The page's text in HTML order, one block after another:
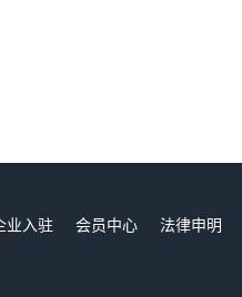
业入驻 会员中心
法律申明